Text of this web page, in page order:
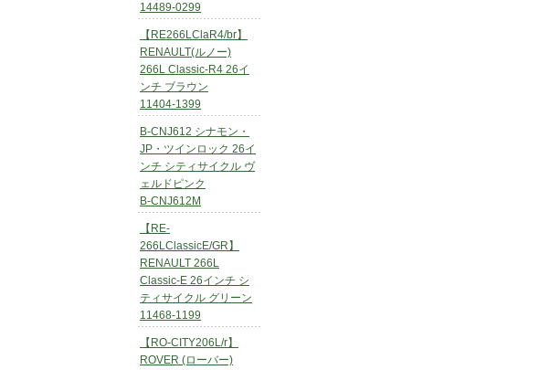
14489-0299
【RE266LClaR4/br】
RENAULT(ルノー)
266L Classic-R4 26イ
ンチ ブラウン
11404-1399
B-CNJ612 シナモン・
JP・ツインロック 26イ
ンチ シティサイクル ヴ
ェルドピンク
B-CNJ612M
【RE-
266LClassicE/GR】
RENAULT 266L
Classic-E 26インチ シ
ティサイクル グリーン
11468-1199
【RO-CITY206L/r】
ROVER (ローバー)